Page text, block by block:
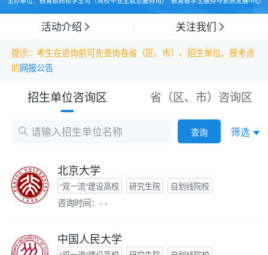
活动介绍 关注我们
提示：考生在咨询前可先查询各省（区、市）、招生单位、报考点
的网报公告
招生单位咨询区 省（区、市）咨询区
查询 筛选
北京大学
“双一流”建设高校 研究生院 自划线院校
咨询时间：- -
中国人民大学